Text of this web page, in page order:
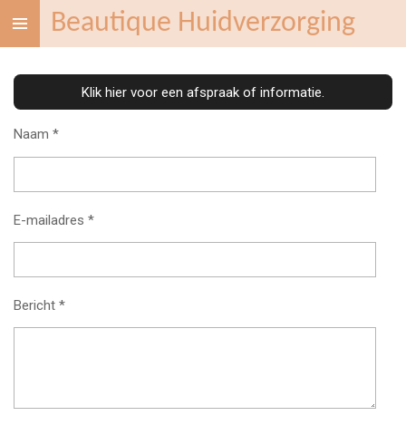
Ga
hoofdinhoud
Beautique Huidverzorging
Klik hier voor een afspraak of informatie.
Naam *
E-mailadres *
Bericht *